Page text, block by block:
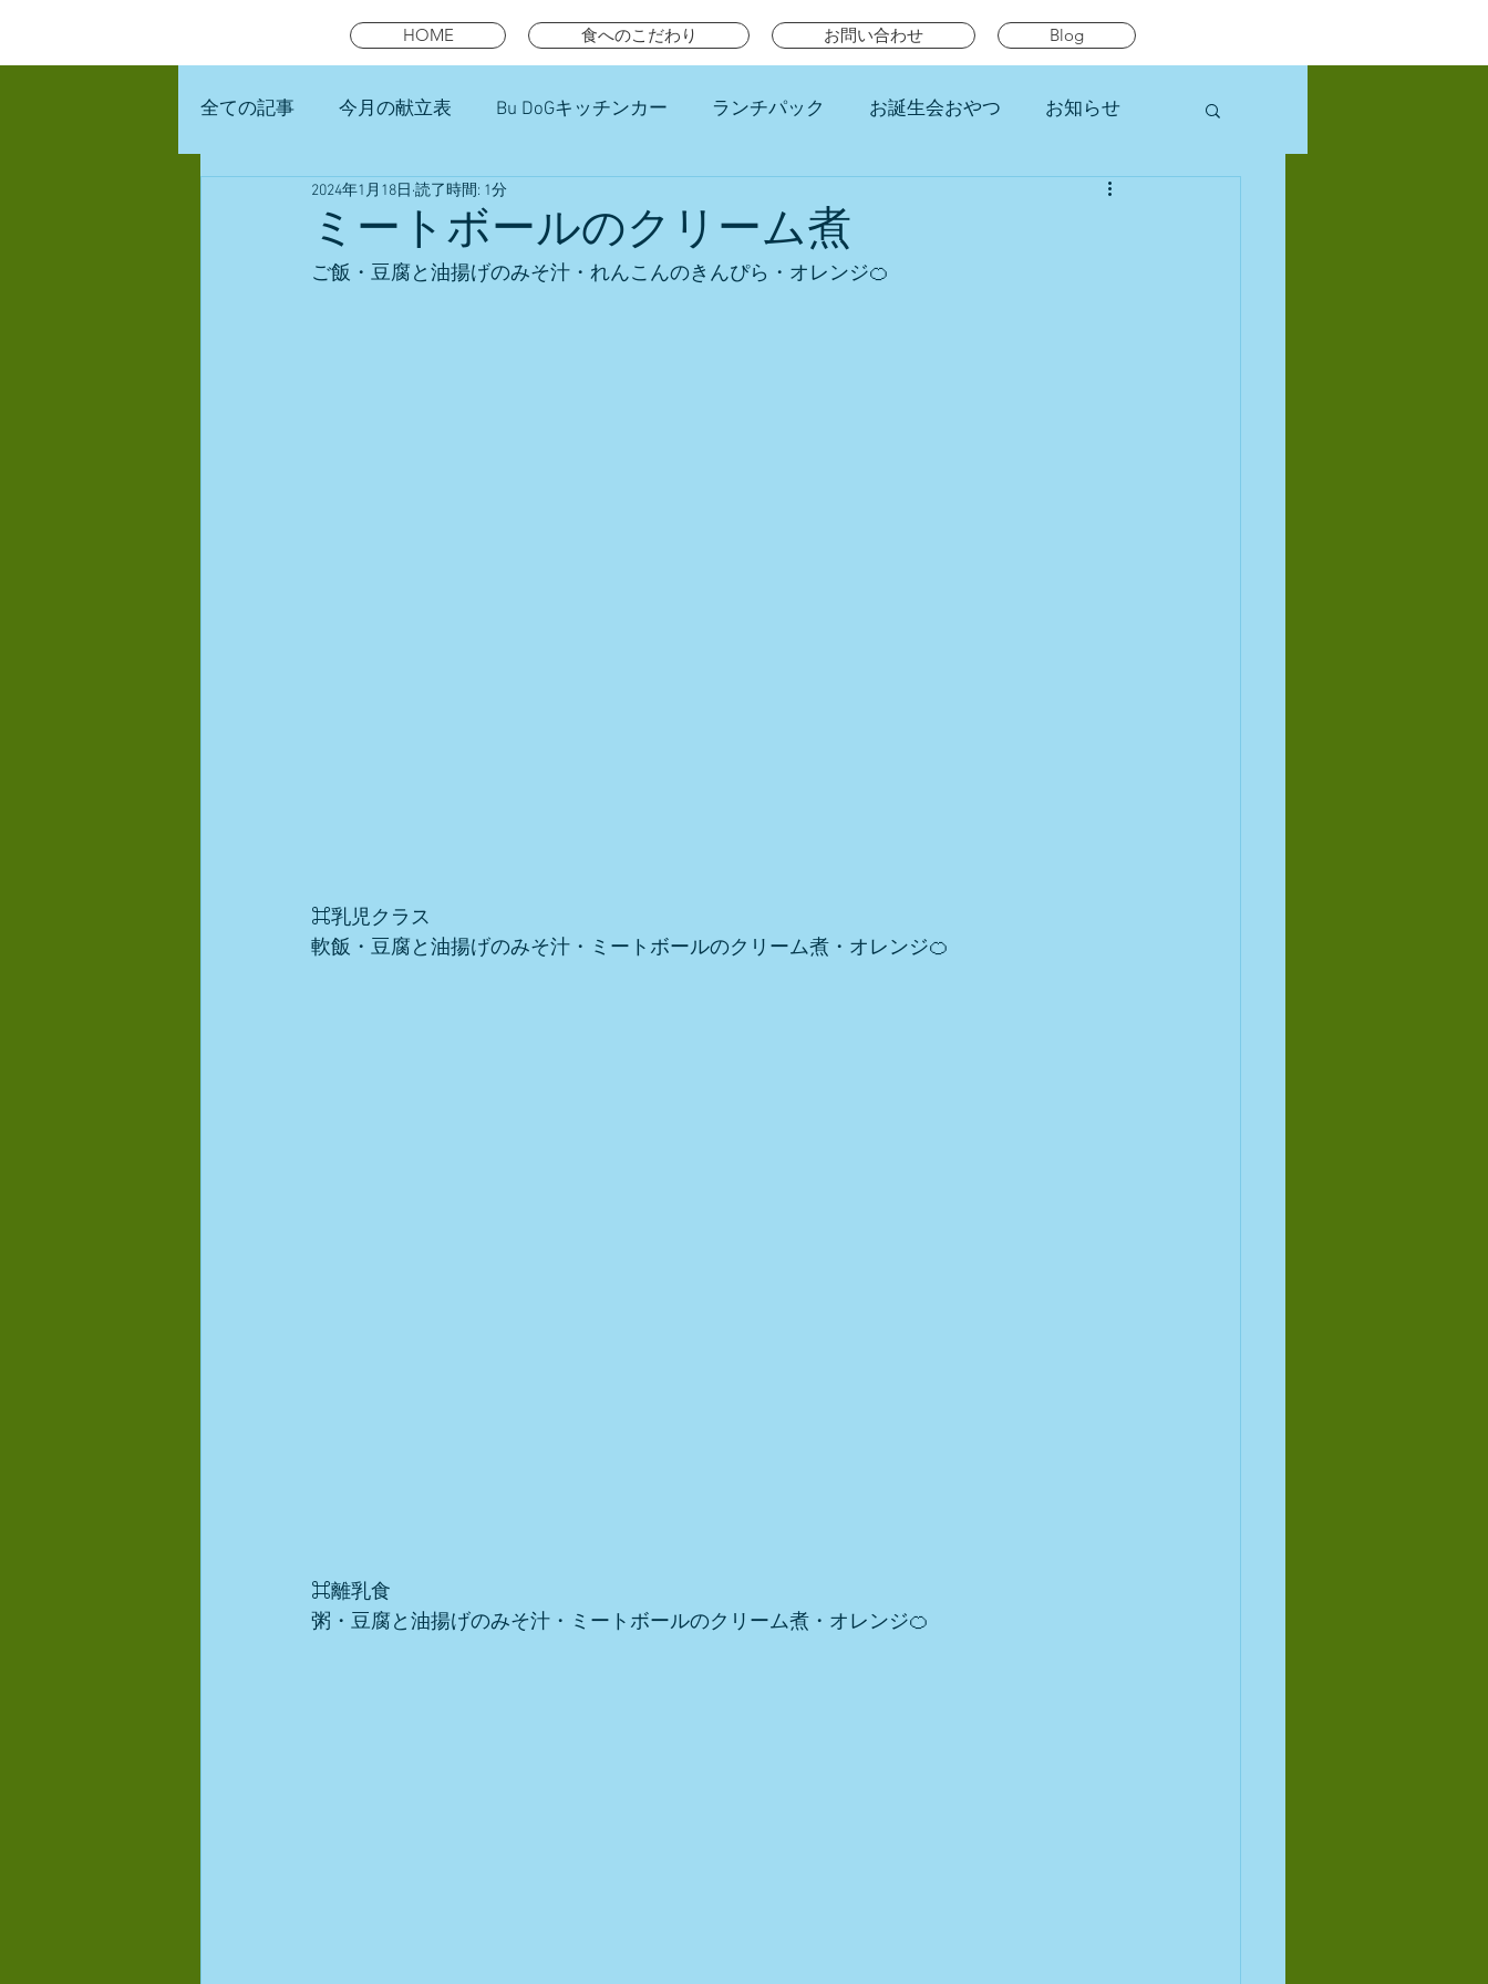
HOME 食へのこだわり お問い合わせ Blog
全ての記事 今月の献立表 Bu DoGキッチンカー ランチパック お誕生会おやつ お知らせ
未就園児スマイルキッズランチ
ミートボールのクリーム煮
2024年1月18日 読了時間: 1分
ご飯・豆腐と油揚げのみそ汁・れんこんのきんぴら・オレンジ🍊
⌘乳児クラス
軟飯・豆腐と油揚げのみそ汁・ミートボールのクリーム煮・オレンジ🍊
⌘離乳食
粥・豆腐と油揚げのみそ汁・ミートボールのクリーム煮・オレンジ🍊